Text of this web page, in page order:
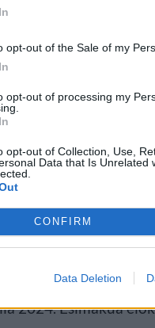
opt-out of the Sale of my
opt-out of processing my
opt-out of Collection, Use,
Data that Is Unrelated
CONFIRM
Data Deletion
Paul Reiser,
Uusina kasvoina
nähdään muun
Kevin Bacon.
ennestään kaksi
Pitkään
2024. Esimakua